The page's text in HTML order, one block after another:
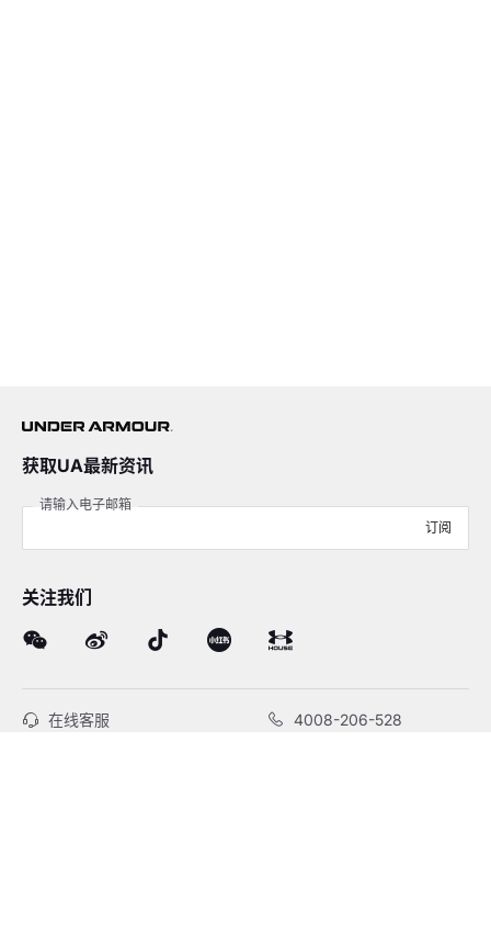
获取UA最新资讯
请输入电子邮箱
订阅
关注我们
在线客服 4008-206-528